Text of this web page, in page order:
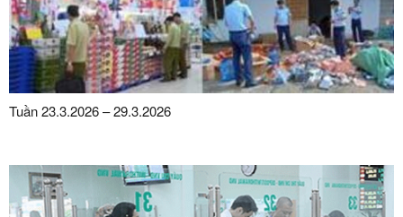
Tuần 23.3.2026 – 29.3.2026